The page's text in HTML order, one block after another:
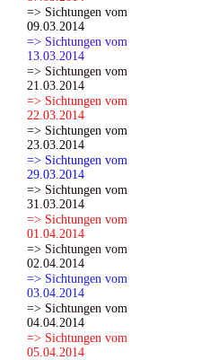
=> Sichtungen vom
09.03.2014
=> Sichtungen vom
13.03.2014
=> Sichtungen vom
21.03.2014
=> Sichtungen vom
22.03.2014
=> Sichtungen vom
23.03.2014
=> Sichtungen vom
29.03.2014
=> Sichtungen vom
31.03.2014
=> Sichtungen vom
01.04.2014
=> Sichtungen vom
02.04.2014
=> Sichtungen vom
03.04.2014
=> Sichtungen vom
04.04.2014
=> Sichtungen vom
05.04.2014